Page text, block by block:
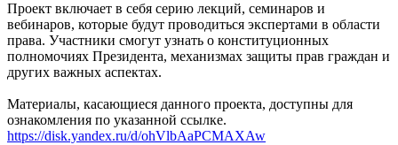
Проект включает в себя серию лекций, семинаров и
вебинаров, которые будут проводиться экспертами в области
права. Участники смогут узнать о конституционных
полномочиях Президента, механизмах защиты прав граждан и
других важных аспектах.
Материалы, касающиеся данного проекта, доступны для
ознакомления по указанной ссылке.
https://disk.yandex.ru/d/ohVlbAaPCMAXAw